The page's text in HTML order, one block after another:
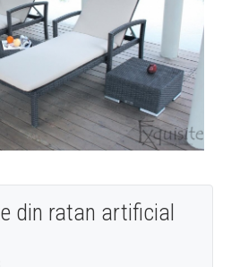
din ratan artificial